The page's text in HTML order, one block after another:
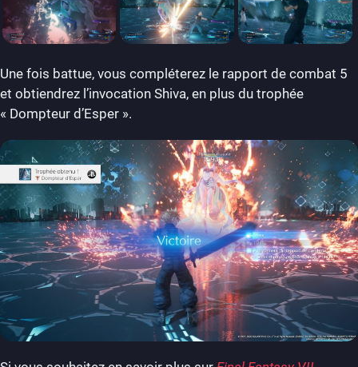
Une fois battue, vous compléterez le rapport de combat 5
et obtiendrez l’invocation Shiva, en plus du trophée
« Dompteur d’Esper ».